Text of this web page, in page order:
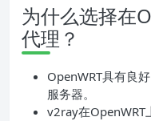
为什么选择在
代理？
OpenWRT具有良
服务器。
v2ray在OpenWRT